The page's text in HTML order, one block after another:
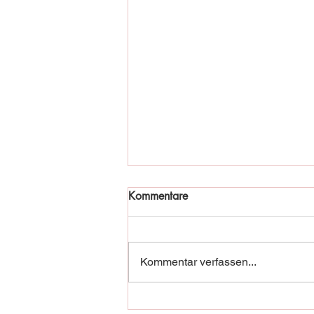
Fischadler in Not!
Kommentare
Kommentar verfassen...